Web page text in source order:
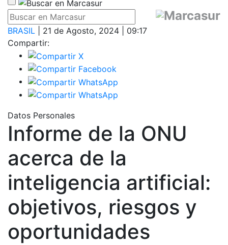
BRASIL | 21 de Agosto, 2024 | 09:17
Compartir:
Datos Personales
Informe de la ONU
acerca de la
inteligencia artificial:
objetivos, riesgos y
oportunidades